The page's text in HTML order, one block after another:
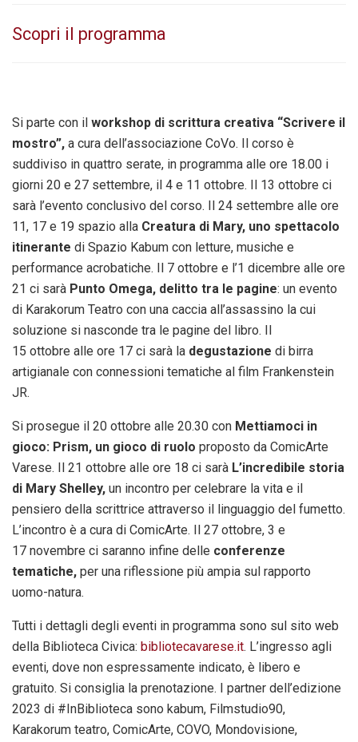
Scopri il programma
Si parte con il workshop di scrittura creativa “Scrivere il
mostro”, a cura dell’associazione CoVo. Il corso è
suddiviso in quattro serate, in programma alle ore 18.00 i
giorni 20 e 27 settembre, il 4 e 11 ottobre. Il 13 ottobre ci
sarà l’evento conclusivo del corso. Il 24 settembre alle ore
11, 17 e 19 spazio alla Creatura di Mary, uno spettacolo
itinerante di Spazio Kabum con letture, musiche e
performance acrobatiche. Il 7 ottobre e l’1 dicembre alle ore
21 ci sarà Punto Omega, delitto tra le pagine: un evento
di Karakorum Teatro con una caccia all’assassino la cui
soluzione si nasconde tra le pagine del libro. Il
15 ottobre alle ore 17 ci sarà la degustazione di birra
artigianale con connessioni tematiche al film Frankenstein
JR.
Si prosegue il 20 ottobre alle 20.30 con Mettiamoci in
gioco: Prism, un gioco di ruolo proposto da ComicArte
Varese. Il 21 ottobre alle ore 18 ci sarà L’incredibile storia
di Mary Shelley, un incontro per celebrare la vita e il
pensiero della scrittrice attraverso il linguaggio del fumetto.
L’incontro è a cura di ComicArte. Il 27 ottobre, 3 e
17 novembre ci saranno infine delle conferenze
tematiche, per una riflessione più ampia sul rapporto
uomo-natura.
Tutti i dettagli degli eventi in programma sono sul sito web
della Biblioteca Civica: bibliotecavarese.it. L’ingresso agli
eventi, dove non espressamente indicato, è libero e
gratuito. Si consiglia la prenotazione. I partner dell’edizione
2023 di #InBiblioteca sono kabum, Filmstudio90,
Karakorum teatro, ComicArte, COVO, Mondovisione,